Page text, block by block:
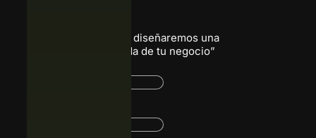
“Escríbenos, juntos diseñaremos una
solución a la medida de tu negocio”